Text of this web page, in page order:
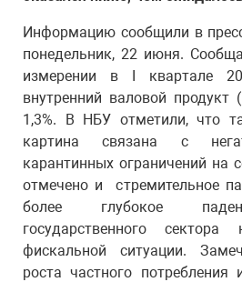
Информацию сообщили в
понедельник, 22 июня.
измерении в I квартале
внутренний валовой продукт
1,3%. В НБУ отметили, что
картина связана с
карантинных ограничений на
отмечено и стремительное
более глубокое
государственного
фискальной ситуации.
роста частного